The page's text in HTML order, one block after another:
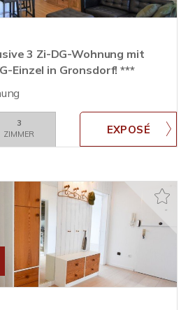
3 Zi-DG-Wohnung mit
Einzel in Gronsdorf! ***
3
ZIMMER